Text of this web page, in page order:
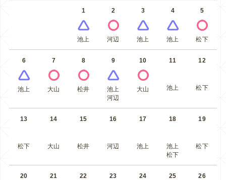
1
池上
2
河辺
3
池上
4
池上
5
松下
6
池上
7
大山
8
松井
9
池上
河辺
10
大山
11
池上
12
松下
13
松下
14
大山
15
松井
16
河辺
17
池上
18
池上
松下
19
松下
20 21 22 23 24 25 26